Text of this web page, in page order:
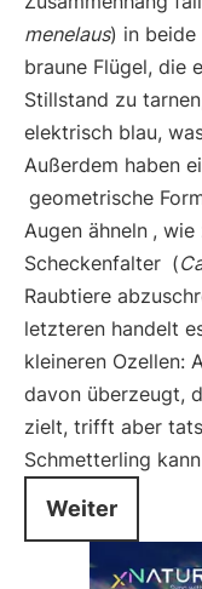
menelaus) in beide
braune Flügel, die
Stillstand zu
elektrisch blau,
Außerdem haben
geometrische
Augen ähneln , wie
Scheckenfalter (
Raubtiere
letzteren handelt
kleineren Ozellen:
davon überzeugt,
zielt, trifft aber
Schmetterling
Weiter